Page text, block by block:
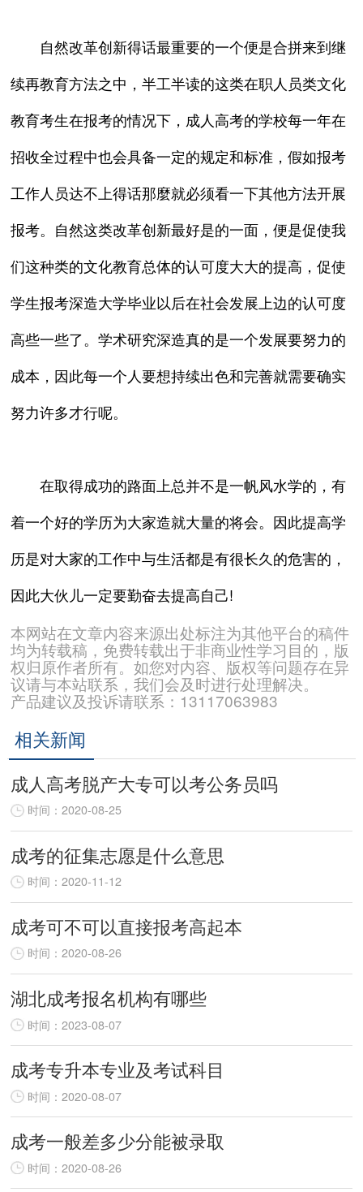
自然改革创新得话最重要的一个便是合拼来到继
续再教育方法之中，半工半读的这类在职人员类文化
教育考生在报考的情况下，成人高考的学校每一年在
招收全过程中也会具备一定的规定和标准，假如报考
工作人员达不上得话那麼就必须看一下其他方法开展
报考。自然这类改革创新最好是的一面，便是促使我
们这种类的文化教育总体的认可度大大的提高，促使
学生报考深造大学毕业以后在社会发展上边的认可度
高些一些了。学术研究深造真的是一个发展要努力的
成本，因此每一个人要想持续出色和完善就需要确实
努力许多才行呢。
在取得成功的路面上总并不是一帆风水学的，有
着一个好的学历为大家造就大量的将会。因此提高学
历是对大家的工作中与生活都是有很长久的危害的，
因此大伙儿一定要勤奋去提高自己!
本网站在文章内容来源出处标注为其他平台的稿件
均为转载稿，免费转载出于非商业性学习目的，版
权归原作者所有。如您对内容、版权等问题存在异
议请与本站联系，我们会及时进行处理解决。
产品建议及投诉请联系：13117063983
相关新闻
成人高考脱产大专可以考公务员吗
时间：2020-08-25
成考的征集志愿是什么意思
时间：2020-11-12
成考可不可以直接报考高起本
时间：2020-08-26
湖北成考报名机构有哪些
时间：2023-08-07
成考专升本专业及考试科目
时间：2020-08-07
成考一般差多少分能被录取
时间：2020-08-26